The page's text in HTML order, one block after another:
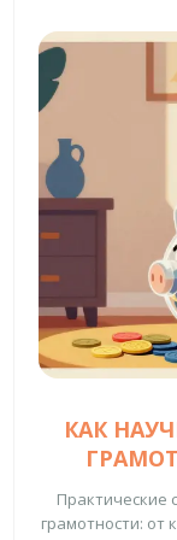
КАК
Практические
грамотности: от